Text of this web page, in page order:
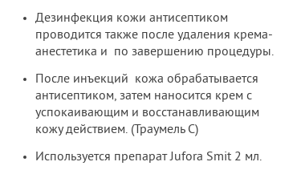
Дезинфекция кожи антисептиком
проводится также после удаления крема-
анестетика и по завершению процедуры.
После инъекций кожа обрабатывается
антисептиком, затем наносится крем с
успокаивающим и восстанавливающим
кожу действием. (Траумель С)
Используется препарат Jufora Smit 2 мл.